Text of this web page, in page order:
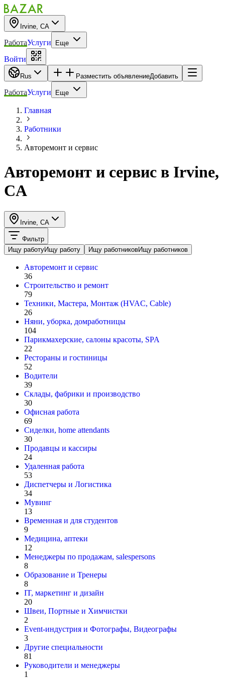
Irvine, CA
РаботаУслуги Еще
Войти
Rus Разместить объявлениеДобавить
РаботаУслуги Еще
Главная
Работники
Авторемонт и cервис
Авторемонт и cервис в Irvine,
CA
Irvine, CA
Фильтр
Ищу работуИщу работу Ищу работниковИщу работников
Авторемонт и cервис
36
Строительство и ремонт
79
Техники, Мастера, Монтаж (HVAC, Cable)
26
Няни, уборка, домработницы
104
Парикмахерские, салоны красоты, SPA
22
Рестораны и гостиницы
52
Водители
39
Склады, фабрики и производство
30
Офисная работа
69
Сиделки, home attendants
30
Продавцы и кассиры
24
Удаленная работа
53
Диспетчеры и Логистика
34
Мувинг
13
Временная и для студентов
9
Медицина, аптеки
12
Менеджеры по продажам, salespersons
8
Образование и Тренеры
8
IT, маркетинг и дизайн
20
Швеи, Портные и Химчистки
2
Event-индустрия и Фотографы, Видеографы
3
Другие специальности
81
Руководители и менеджеры
1